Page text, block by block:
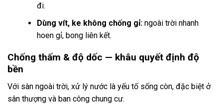
đi.
Dùng vít, ke không chống gỉ:ngoài trời nhanh
hoen gỉ, bong liên kết.
Chống thấm & độ dốc — khâu quyết định độ
bền
Với sàn ngoài trời, xử lý nước là yếu tố sống còn, đặc biệt ở
sân thượng và ban công chung cư.